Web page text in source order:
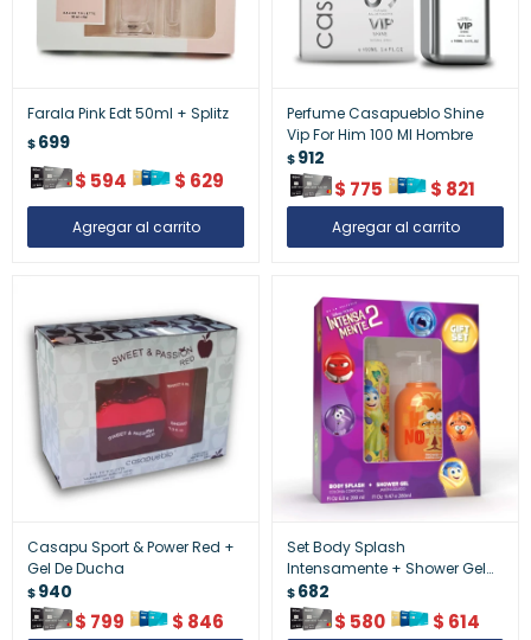
Farala Pink Edt 50ml + Splitz
$699
$ 594 $ 629
Perfume Casapueblo Shine
Vip For Him 100 Ml Hombre
$912
$ 775 $ 821
Casapu Sport & Power Red +
Gel De Ducha
$940
$ 799 $ 846
Set Body Splash
Intensamente + Shower Gel
Infantil
$682
$ 580 $ 614